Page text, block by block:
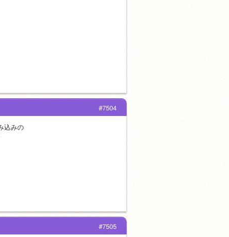
#7504
込みの
#7505